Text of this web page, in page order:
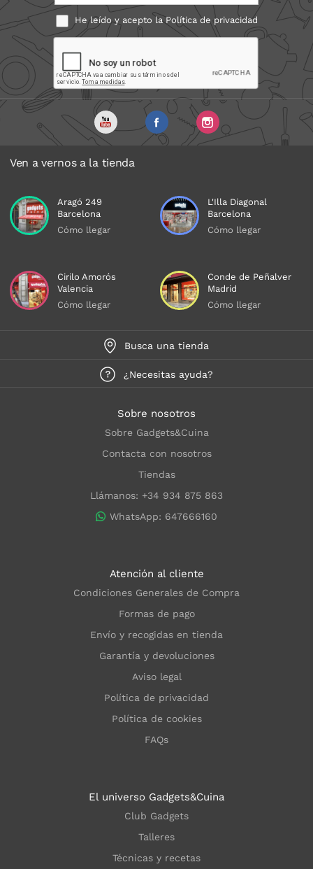
He leído y acepto laPolítica de privacidad
Ven a vernos a la tienda
Aragó 249
Barcelona
Cómo llegar
L'Illa Diagonal
Barcelona
Cómo llegar
Cirilo Amorós
Valencia
Cómo llegar
Conde de Peñalver
Madrid
Cómo llegar
Busca una tienda
¿Necesitas ayuda?
Sobre nosotros
Sobre Gadgets&Cuina
Contacta con nosotros
Tiendas
Llámanos: +34 934 875 863
WhatsApp: 647666160
Atención al cliente
Condiciones Generales de Compra
Formas de pago
Envío y recogidas en tienda
Garantía y devoluciones
Aviso legal
Política de privacidad
Política de cookies
FAQs
El universo Gadgets&Cuina
Club Gadgets
Talleres
Técnicas y recetas